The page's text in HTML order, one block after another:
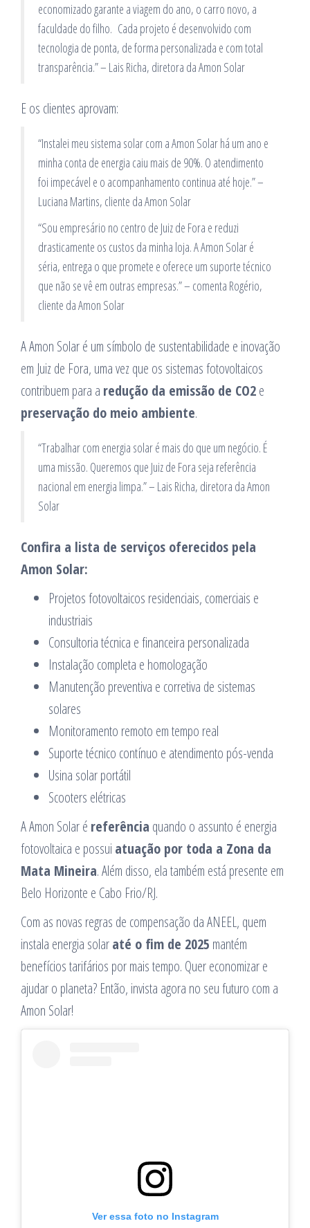
economizado garante a viagem do ano, o carro novo, a
faculdade do filho. Cada projeto é desenvolvido com
tecnologia de ponta, de forma personalizada e com total
transparência.” – Lais Richa, diretora da Amon Solar
E os clientes aprovam:
“Instalei meu sistema solar com a Amon Solar há um ano e
minha conta de energia caiu mais de 90%. O atendimento
foi impecável e o acompanhamento continua até hoje.” –
Luciana Martins, cliente da Amon Solar
“Sou empresário no centro de Juiz de Fora e reduzi
drasticamente os custos da minha loja. A Amon Solar é
séria, entrega o que promete e oferece um suporte técnico
que não se vê em outras empresas.” – comenta Rogério,
cliente da Amon Solar
A Amon Solar é um símbolo de sustentabilidade e inovação
em Juiz de Fora, uma vez que os sistemas fotovoltaicos
contribuem para a redução da emissão de CO2e
preservação do meio ambiente.
“Trabalhar com energia solar é mais do que um negócio. É
uma missão. Queremos que Juiz de Fora seja referência
nacional em energia limpa.” – Lais Richa, diretora da Amon
Solar
Confira a lista de serviços oferecidos pela
Amon Solar:
Projetos fotovoltaicos residenciais, comerciais e
industriais
Consultoria técnica e financeira personalizada
Instalação completa e homologação
Manutenção preventiva e corretiva de sistemas
solares
Monitoramento remoto em tempo real
Suporte técnico contínuo e atendimento pós-venda
Usina solar portátil
Scooters elétricas
A Amon Solar é referência quando o assunto é energia
fotovoltaica e possui atuação por toda a Zona da
Mata Mineira. Além disso, ela também está presente em
Belo Horizonte e Cabo Frio/RJ.
Com as novas regras de compensação da ANEEL, quem
instala energia solaraté o fim de 2025 mantém
benefícios tarifários por mais tempo. Quer economizar e
ajudar o planeta? Então, invista agora no seu futuro com a
Amon Solar!
Ver essa foto no Instagram